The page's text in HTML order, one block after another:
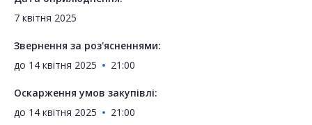
7 квітня 2025
Звернення за роз'ясненнями:
до 14 квітня 2025 21:00
Оскарження умов закупівлі:
до 14 квітня 2025 21:00